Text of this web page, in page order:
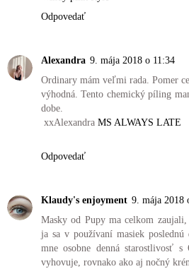
Odpovedať
Alexandra 9. mája 2018 o 11:34
Ordinary mám veľmi rada. Pomer
výhodná. Tento chemický píling
dobe.
xxAlexandra MS ALWAYS LATE
Odpovedať
Klaudy's enjoyment 9. mája 2018
Masky od Pupy ma celkom
ja sa v používaní masiek
mne osobne denná starostlivosť
vyhovuje, rovnako ako aj nočný